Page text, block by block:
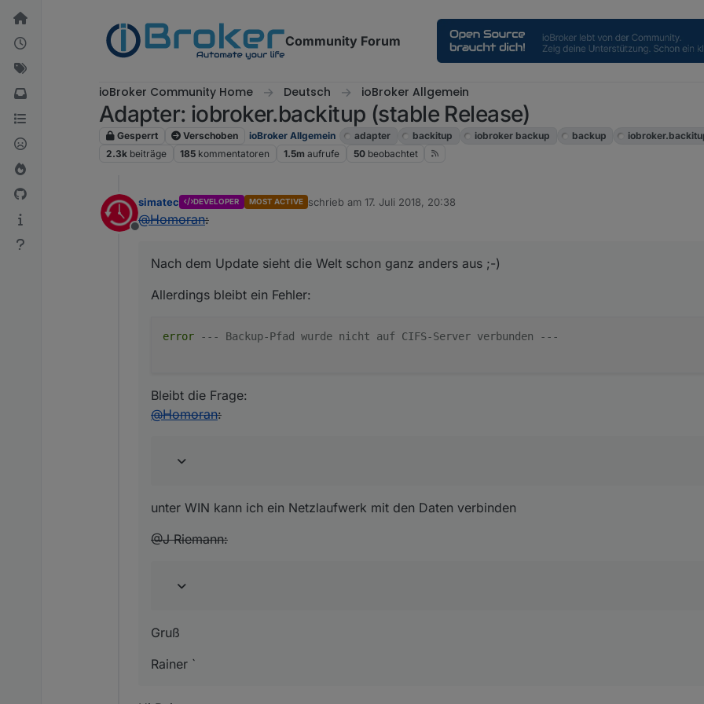
Weiter zum Inhalt
Community Forum
ioBroker Community Home Deutsch ioBroker Allgemein
Adapter: iobroker.backitup (stable Release)
Gesperrt Verschoben ioBroker Allgemein adapter backitup iobroker backup backup
2.3k beiträge 185 kommentatoren 1.5m aufrufe 50 beobachtet
Offline
simatec DEVELOPER MOST ACTIVE schrieb am17. Juli 2018, 20:38
zuletzt editiert von
@Homoran:
Nach dem Update sieht die Welt schon ganz anders aus ;-)
Allerdings bleibt ein Fehler:
error --- Backup-Pfad wurde nicht auf CIFS-Server verbunden ---
Bleibt die Frage:
@Homoran:
unter WIN kann ich ein Netzlaufwerk mit den Daten verbinden
@J Riemann:
Gruß
Rainer `